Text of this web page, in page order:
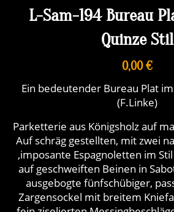
L-Sam-194 Bureau
Quinze Stil
0,00 €
Ein bedeutender Bureau Plat
(F.Linke)
Parketterie aus Königsholz auf
Auf schräg gestellten, mit zwei
,imposante Espagnoletten im
auf geschweiften Beinen in
ausgebogte fünfschübiger,
Zargensockel mit breitem